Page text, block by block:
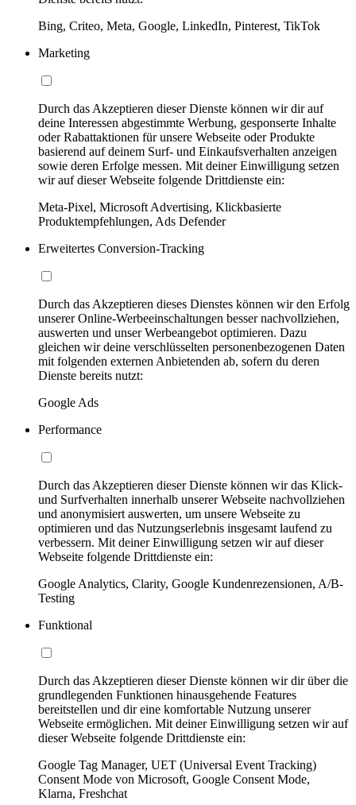
Bing, Criteo, Meta, Google, LinkedIn, Pinterest, TikTok
Marketing
Durch das Akzeptieren dieser Dienste können wir dir auf
deine Interessen abgestimmte Werbung, gesponserte Inhalte
oder Rabattaktionen für unsere Webseite oder Produkte
basierend auf deinem Surf- und Einkaufsverhalten anzeigen
sowie deren Erfolge messen. Mit deiner Einwilligung setzen
wir auf dieser Webseite folgende Drittdienste ein:
Meta-Pixel, Microsoft Advertising, Klickbasierte
Produktempfehlungen, Ads Defender
Erweitertes Conversion-Tracking
Durch das Akzeptieren dieses Dienstes können wir den Erfolg
unserer Online-Werbeeinschaltungen besser nachvollziehen,
auswerten und unser Werbeangebot optimieren. Dazu
gleichen wir deine verschlüsselten personenbezogenen Daten
mit folgenden externen Anbietenden ab, sofern du deren
Dienste bereits nutzt:
Google Ads
Performance
Durch das Akzeptieren dieser Dienste können wir das Klick-
und Surfverhalten innerhalb unserer Webseite nachvollziehen
und anonymisiert auswerten, um unsere Webseite zu
optimieren und das Nutzungserlebnis insgesamt laufend zu
verbessern. Mit deiner Einwilligung setzen wir auf dieser
Webseite folgende Drittdienste ein:
Google Analytics, Clarity, Google Kundenrezensionen, A/B-
Testing
Funktional
Durch das Akzeptieren dieser Dienste können wir dir über die
grundlegenden Funktionen hinausgehende Features
bereitstellen und dir eine komfortable Nutzung unserer
Webseite ermöglichen. Mit deiner Einwilligung setzen wir auf
dieser Webseite folgende Drittdienste ein:
Google Tag Manager, UET (Universal Event Tracking)
Consent Mode von Microsoft, Google Consent Mode,
Klarna, Freshchat